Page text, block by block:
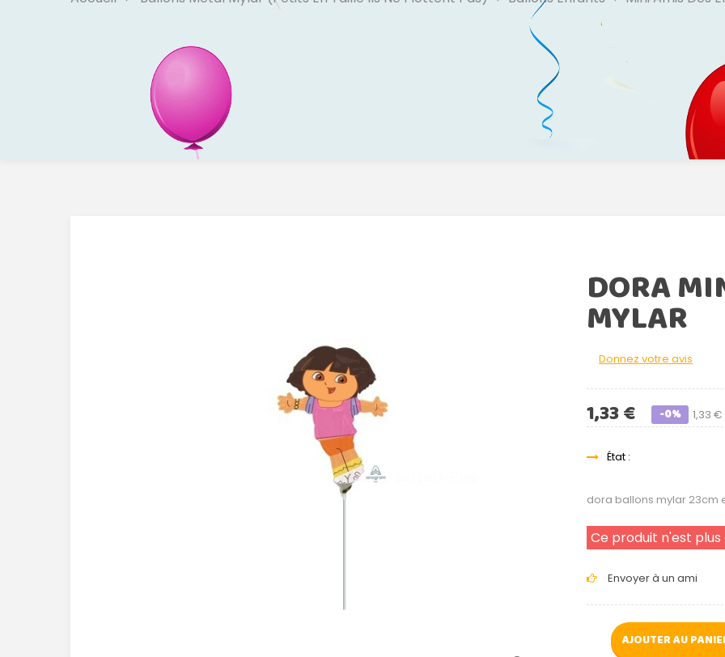
DORA
MYLAR
Donnez votre avis
1,33 €
1,33 € -0%
État :
dora ballons mylar 23cm
Ce produit n'est
Envoyer à un ami
AJOUTER AU